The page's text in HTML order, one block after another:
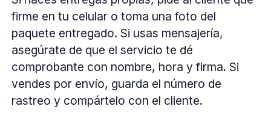
firme en tu celular o toma una foto del
paquete entregado. Si usas mensajería,
asegúrate de que el servicio te dé
comprobante con nombre, hora y firma. Si
vendes por envío, guarda el número de
rastreo y compártelo con el cliente.